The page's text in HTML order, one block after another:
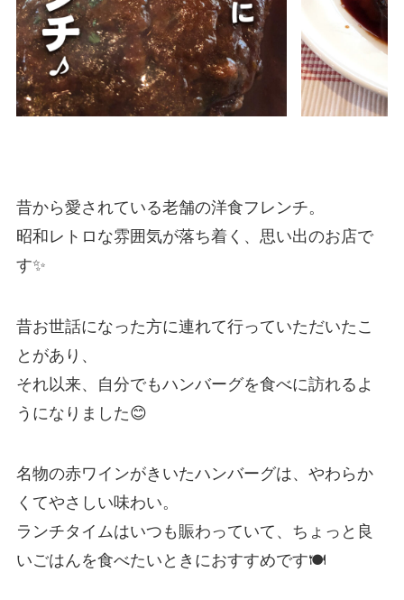
昔から愛されている老舗の洋食フレンチ。
昭和レトロな雰囲気が落ち着く、思い出のお店で
す✨
昔お世話になった方に連れて行っていただいたこ
とがあり、
それ以来、自分でもハンバーグを食べに訪れるよ
うになりました😊
名物の赤ワインがきいたハンバーグは、やわらか
くてやさしい味わい。
ランチタイムはいつも賑わっていて、ちょっと良
いごはんを食べたいときにおすすめです🍽️